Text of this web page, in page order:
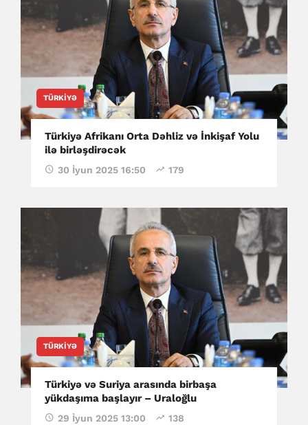
TÜRKIYƏ
Türkiyə Afrikanı Orta Dəhliz və İnkişaf Yolu
ilə birləşdirəcək
30 İyun 2025 16:50 179
TÜRKIYƏ
Türkiyə və Suriya arasında birbaşa
yükdaşıma başlayır – Uraloğlu
29 İyun 2025 13:00 138